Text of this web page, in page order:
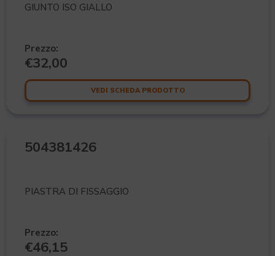
GIUNTO ISO GIALLO
Prezzo:
€32,00
VEDI SCHEDA PRODOTTO
504381426
PIASTRA DI FISSAGGIO
Prezzo:
€46,15